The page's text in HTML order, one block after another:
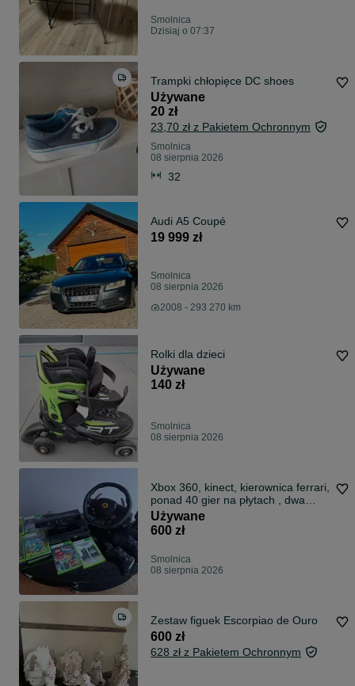
Smolnica
Dzisiaj o 07:37
Trampki chłopięce DC shoes
Używane
20 zł
23,70 zł z Pakietem Ochronnym
Smolnica
08 sierpnia 2026
32
Audi A5 Coupé
19 999 zł
Smolnica
08 sierpnia 2026
2008 - 293 270 km
Rolki dla dzieci
Używane
140 zł
Smolnica
08 sierpnia 2026
Xbox 360, kinect, kierownica ferrari,
ponad 40 gier na płytach , dwa
pady bezprzewodowe
Używane
600 zł
Smolnica
08 sierpnia 2026
Zestaw figuek Escorpiao de Ouro
600 zł
628 zł z Pakietem Ochronnym